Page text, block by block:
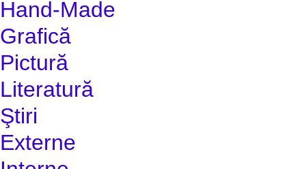
Hand-Made
Grafică
Pictură
Literatură
Ştiri
Externe